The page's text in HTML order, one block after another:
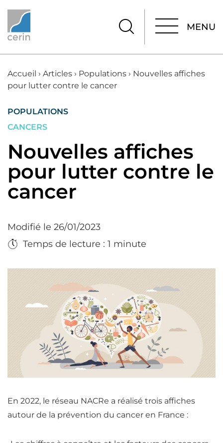
MENU
Accueil › Articles › Populations › Nouvelles affiches
pour lutter contre le cancer
POPULATIONS
CANCERS
Nouvelles affiches
pour lutter contre le
cancer
Modifié le 26/01/2023
Temps de lecture : 1 minute
En 2022, le réseau NACRe a réalisé trois affiches
autour de la prévention du cancer en France :